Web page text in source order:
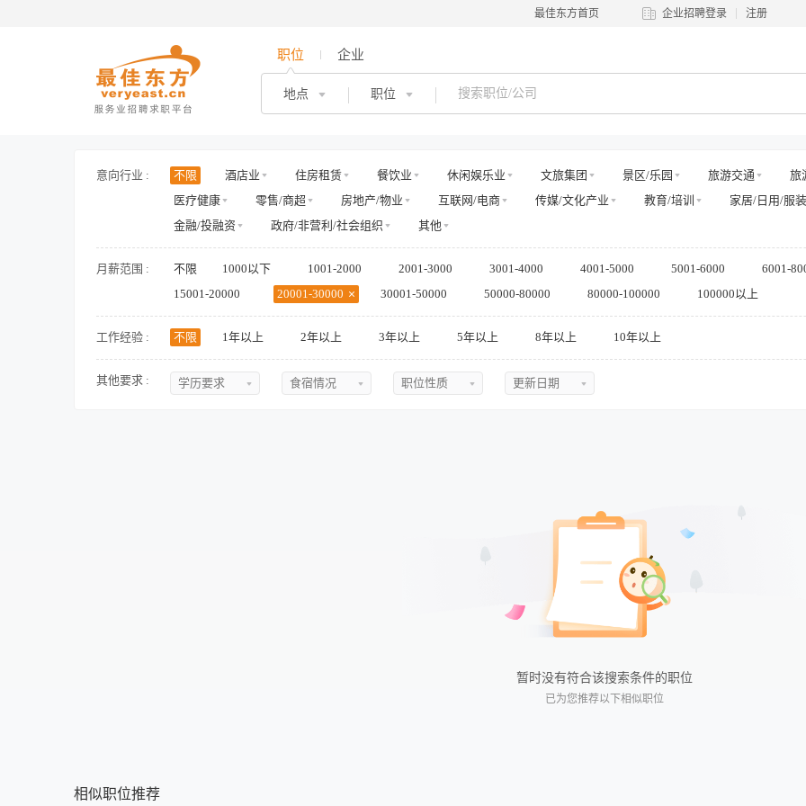
最佳东方首页 企业招聘登录 注册
职位 企业
地点 职位
意向行业 : 不限 酒店业 住房租赁 餐饮业 休闲娱乐业 文旅集团 景区/乐园 旅游交通 旅
医疗健康
零售/商超 房地产/物业 互联网/电商 传媒/文化产业 教育/培训 家居/日用/服装
金融/投融资
政府/非营利/社会组织 其他
月薪范围 : 不限 1000以下 1001-2000 2001-3000 3001-4000 4001-5000 5001-6000 6001-
15001-20000
20001-30000 30001-50000 50000-80000 80000-100000 100000以上
工作经验 : 不限 1年以上 2年以上 3年以上 5年以上 8年以上 10年以上
其他要求 : 学历要求 食宿情况 职位性质 更新日期
暂时没有符合该搜索条件的职位
已为您推荐以下相似职位
相似职位推荐